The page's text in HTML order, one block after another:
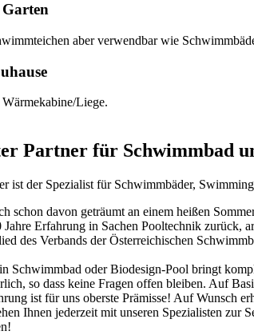
aber verwendbar wie
Liege.
Partner für Schwimmbad
ist der Spezialist für Schwimmbäder,
schon davon geträumt an einem heißen
Erfahrung in Sachen Pooltechnik zurück,
des Verbands der Österreichischen
Schwimmbad oder Biodesign-Pool bringt
so dass keine Fragen offen bleiben. Auf
ist für uns oberste Prämisse! Auf Wunsch
Ihnen jederzeit mit unseren Spezialisten